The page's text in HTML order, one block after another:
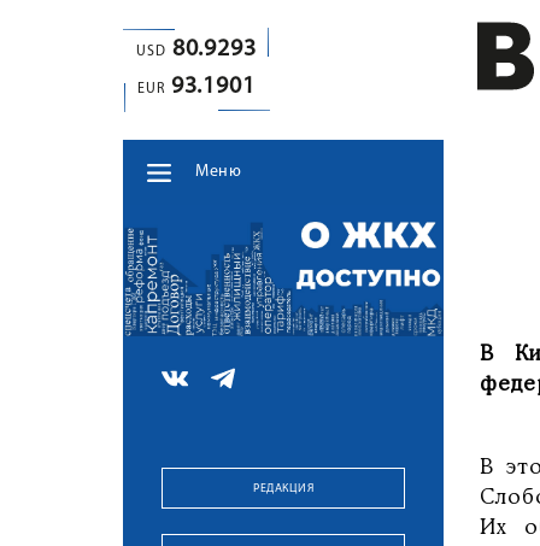
USD 80.9293
EUR 93.1901
Меню
РЕДАКЦИЯ
В
В
Их